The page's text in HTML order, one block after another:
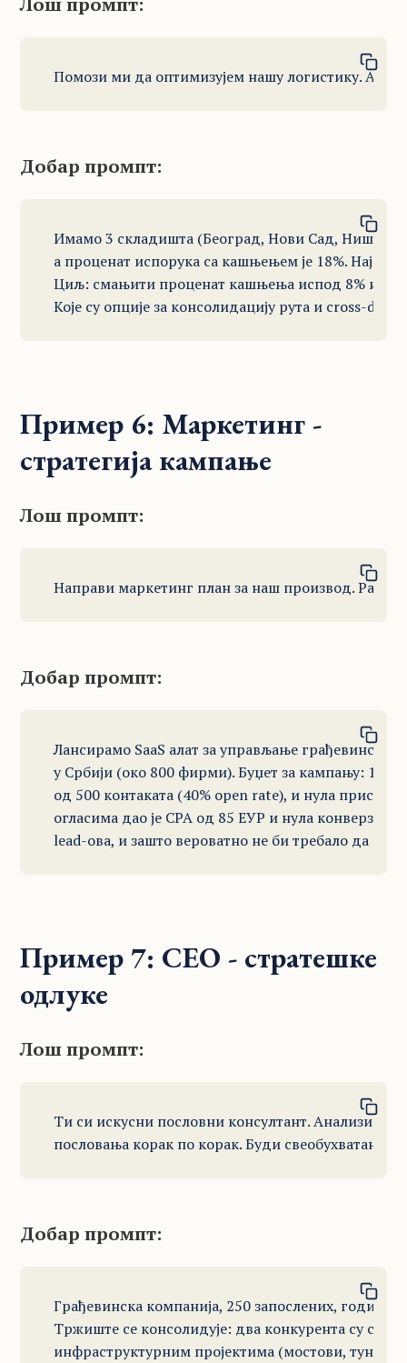
Помози ми да оптимизујем нашу логистику.
Добар промпт:
Имамо 3 складишта (Београд, Нови Сад, Ниш) и
а проценат испорука са кашњењем је 18%.
Циљ: смањити проценат кашњења испод 8% и
Које су опције за консолидацију рута и cross-
Пример 6: Маркетинг -
стратегија кампање
Лош промпт:
Направи маркетинг план за наш производ.
Добар промпт:
Лансирамо SaaS алат за управљање
у Србији (око 800 фирми). Буџет за кампању:
од 500 контаката (40% open rate), и нула
огласима дао је CPA од 85 ЕУР и нула
lead-ова, и зашто вероватно не би требало да се
Пример 7: CEO - стратешке
одлуке
Лош промпт:
Ти си искусни пословни консултант.
пословања корак по корак. Буди свеобухватан.
Добар промпт:
Грађевинска компанија, 250 запослених,
Тржиште се консолидује: два конкурента су се
инфраструктурним пројектима (мостови,